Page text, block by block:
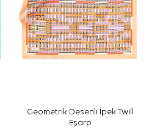
Geometrik Desenli İpek Twill
Eşarp